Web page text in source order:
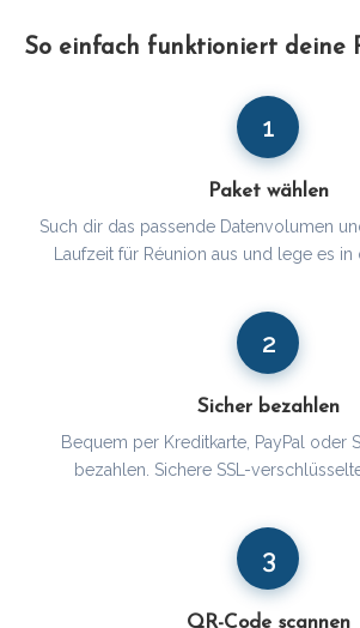
So einfach funktioniert deine
1
Paket wählen
Such dir das passende Datenvolumen
Laufzeit für Réunion aus und lege es in
2
Sicher bezahlen
Bequem per Kreditkarte, PayPal oder
bezahlen. Sichere SSL-
3
QR-Code scannen